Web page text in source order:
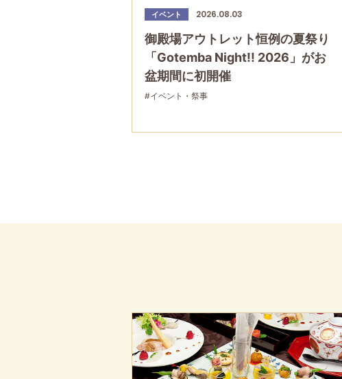
イベント 2026.08.03
御殿場アウトレット恒例の夏祭り
「Gotemba Night!! 2026」がお
盆期間に初開催
#イベント・祭事